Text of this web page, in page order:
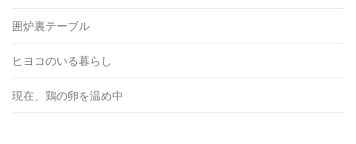
囲炉裏テーブル
ヒヨコのいる暮らし
現在、鶏の卵を温め中